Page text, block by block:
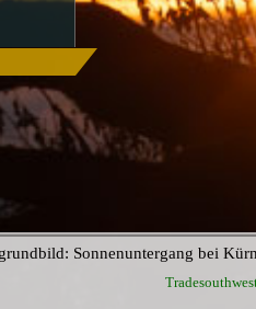
Sonnenuntergang bei